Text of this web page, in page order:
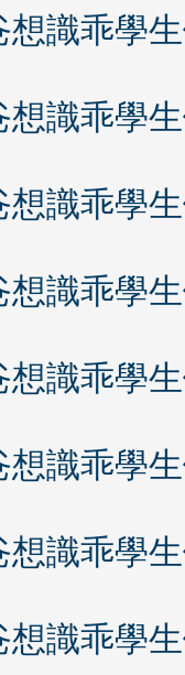
識乖學
識乖學
識乖學
識乖學
識乖學
識乖學
識乖學
識乖學